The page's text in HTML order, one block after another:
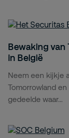
Bewaking van
in België
Neem een kijkje
Tomorrowland
gedeelde waar...